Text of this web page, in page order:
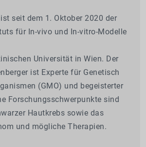
seit dem 1. Oktober 2020 der
für In-vivo und In-vitro-Modelle
Universität in Wien. Der
ist Experte für Genetisch
(GMO) und begeisterter
Forschungsschwerpunkte sind
Hautkrebs sowie das
und mögliche Therapien.